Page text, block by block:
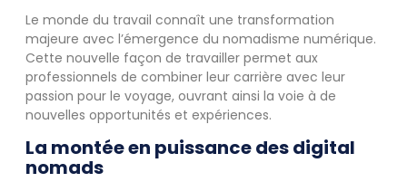
Le monde du travail connaît une transformation
majeure avec l’émergence du nomadisme numérique.
Cette nouvelle façon de travailler permet aux
professionnels de combiner leur carrière avec leur
passion pour le voyage, ouvrant ainsi la voie à de
nouvelles opportunités et expériences.
La montée en puissance des digital
nomads